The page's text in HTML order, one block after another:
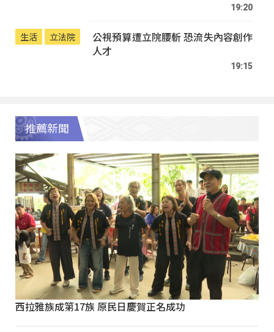
19:20
生活 立法院
公視預算遭立院腰斬 恐流失內容創作
人才
19:15
推薦新聞
西拉雅族成第17族 原民日慶賀正名成功